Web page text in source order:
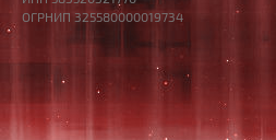
ОГРНИП 325580000019734